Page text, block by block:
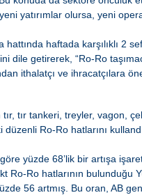
yatırımlar olursa, yeni
haftada karşılıklı 2
dile getirerek, “Ro-Ro
ithalatçı ve ihracatçılara
tır tankeri, treyler, vagon,
düzenli Ro-Ro hatlarını
göre yüzde 68’lik bir artışa
Ro-Ro hatlarının bulunduğu
56 artmış. Bu oran, AB